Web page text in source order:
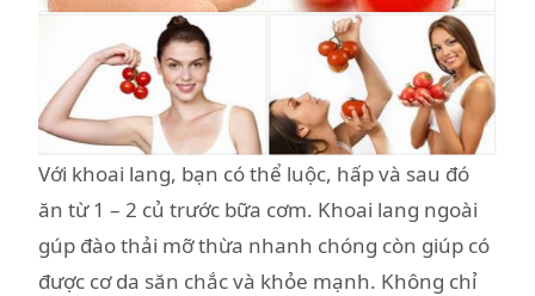
Với khoai lang, bạn có thể luộc, hấp và sau đó
ăn từ 1 – 2 củ trước bữa cơm. Khoai lang ngoài
gúp đào thải mỡ thừa nhanh chóng còn giúp có
được cơ da săn chắc và khỏe mạnh. Không chỉ